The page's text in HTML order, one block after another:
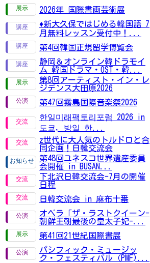
2026年 国際書画芸術展
♦新大久保ではじめる韓国語 7
月無料レッスン受付中！...
第4回韓国正規留学博覧会
静岡＆オンライン韓ドラモイ
ム 韓国ドラマ・OST・韓...
第8回アーティスト・イン・レ
ジデンス大田原2026
第47回霧島国際音楽祭2026
한일미래팩토리포럼 2026 in
도쿄, 방일 한...
z世代に大人気のトルドロと合
同企画！日韓交流会
第48回ユネスコ世界遺産委員
会開催 in BUSAN...
下北沢日韓交流会-7月の開催
日程
日韓交流会 in 麻布十番
オペラ「ザ・ラストクイーン-
朝鮮王朝最後の皇太子妃-...
第41回21世紀国際書展
パシフィック・ミュージッ
ク・フェスティバル（PMF)...